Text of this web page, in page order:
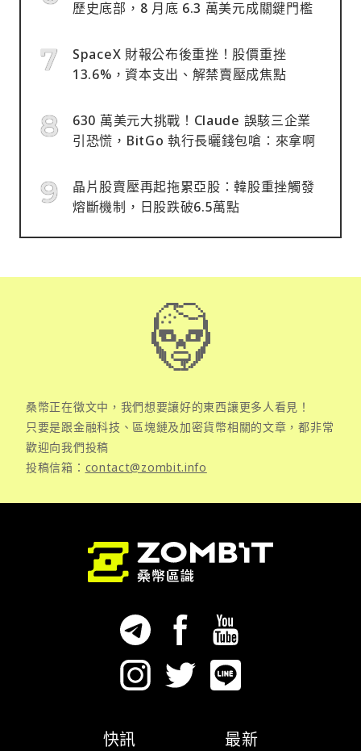
歷史底部，8 月底 6.3 萬美元成關鍵門檻
SpaceX 財報公布後重挫！股價重挫
13.6%，資本支出、解禁賣壓成焦點
630 萬美元大挑戰！Claude 誤駭三企業
引恐慌，BitGo 執行長曬錢包嗆：來拿啊
晶片股賣壓再起拖累亞股：韓股重挫觸發
熔斷機制，日股跌破6.5萬點
桑幣正在徵文中，我們想要讓好的東西讓更多人看見！
只要是跟金融科技、區塊鏈及加密貨幣相關的文章，都非常
歡迎向我們投稿
投稿信箱： contact@zombit.info
快訊
最新